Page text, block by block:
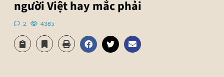
người Việt hay mắc phải
2 4385